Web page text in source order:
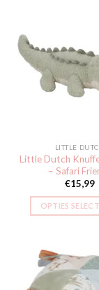
LITTLE
Little Dutch
– Safari
€15,99
OPTIES